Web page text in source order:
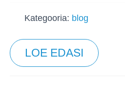
Kategooria: blog
LOE EDASI